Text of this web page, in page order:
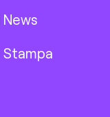
News
Stampa